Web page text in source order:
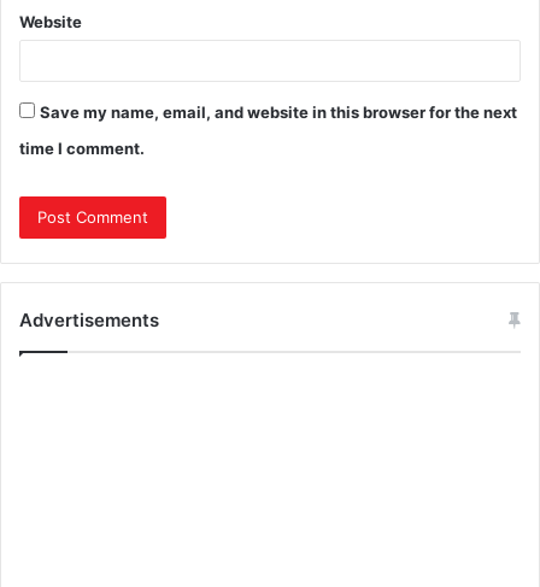
Website
Save my name, email, and website in this browser for the next
time I comment.
Advertisements